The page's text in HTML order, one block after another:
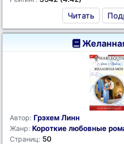
Читать
Автор: Грэхем Линн
Жанр: Короткие любовные
Страниц: 50